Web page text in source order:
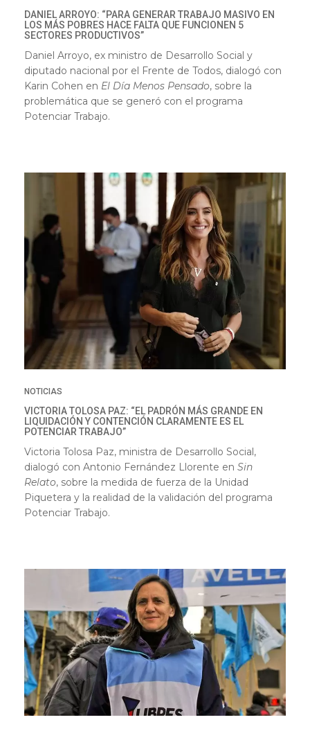
DANIEL ARROYO: “PARA GENERAR TRABAJO MASIVO EN
LOS MÁS POBRES HACE FALTA QUE FUNCIONEN 5
SECTORES PRODUCTIVOS”
Daniel Arroyo, ex ministro de Desarrollo Social y
diputado nacional por el Frente de Todos, dialogó con
Karin Cohen en El Día Menos Pensado, sobre la
problemática que se generó con el programa
Potenciar Trabajo.
NOTICIAS
VICTORIA TOLOSA PAZ: “EL PADRÓN MÁS GRANDE EN
LIQUIDACIÓN Y CONTENCIÓN CLARAMENTE ES EL
POTENCIAR TRABAJO”
Victoria Tolosa Paz, ministra de Desarrollo Social,
dialogó con Antonio Fernández Llorente en Sin
Relato, sobre la medida de fuerza de la Unidad
Piquetera y la realidad de la validación del programa
Potenciar Trabajo.